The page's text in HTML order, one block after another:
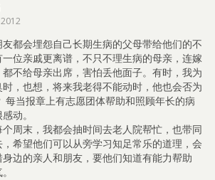
都会埋怨自己长期生病的父母带给他们的不
位亲戚更离谱，不只不理生病的母亲，连嫁
不给母亲出席，害怕丢他面子。有时，我为
，也想，将来我老得不能动时，他也会否为
每当报章上有志愿团体帮助和照顾年长的病
动。
个周末，我都会抽时间去老人院帮忙，也带同
希望他们可以从旁学习知足常乐的道理，会
身边的亲人和朋友，要他们知道有能力帮助